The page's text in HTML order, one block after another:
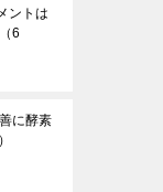
ントは
（6
に酵素